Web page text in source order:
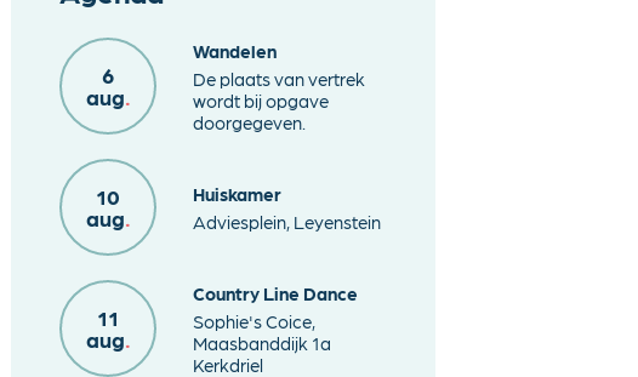
6
aug.
Wandelen
De plaats van vertrek
wordt bij opgave
doorgegeven.
10
aug.
Huiskamer
Adviesplein, Leyenstein
11
aug.
Country Line Dance
Sophie's Coice,
Maasbanddijk 1a
Kerkdriel